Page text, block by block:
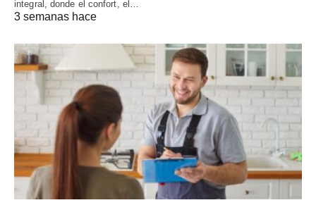
integral, donde el confort, el…
3 semanas hace